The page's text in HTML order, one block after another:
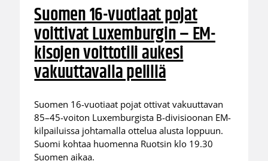
Suomen 16-vuotiaat pojat
voittivat Luxemburgin – EM-
kisojen voittotili aukesi
vakuuttavalla pelillä
Suomen 16-vuotiaat pojat ottivat vakuuttavan
85–45-voiton Luxemburgista B-divisioonan EM-
kilpailuissa johtamalla ottelua alusta loppuun.
Suomi kohtaa huomenna Ruotsin klo 19.30
Suomen aikaa.